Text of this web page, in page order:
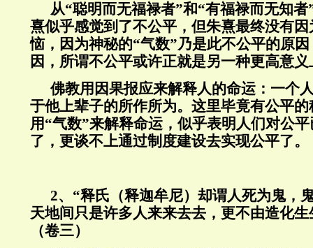
从“聪明而无福禄者”和“有福禄而无知者
熹似乎感觉到了不公平，但朱熹最终没有
恼，因为神秘的“气数”乃是此不公平的原
因，所谓不公平或许正就是另一种更高意
佛教用因果报应来解释人的命运：一个
于他上辈子的所作所为。这里毕竟有公平
用“气数”来解释命运，似乎表明人们对公
了，更谈不上通过制度建设去实现公平了。
2、“释氏（释迦牟尼）却谓人死为鬼，
天地间只是许多人来来去去，更不由造化
（卷三）